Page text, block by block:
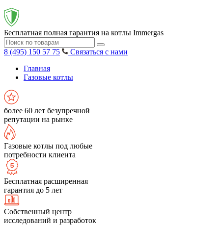
Бесплатная полная гарантия на котлы Immergas
8 (495) 150 57 75
Связаться с нами
Главная
Газовые котлы
более 60 лет безупречной
репутации на рынке
Газовые котлы под любые
потребности клиента
Бесплатная расширенная
гарантия до 5 лет
Собственный центр
исследований и разработок